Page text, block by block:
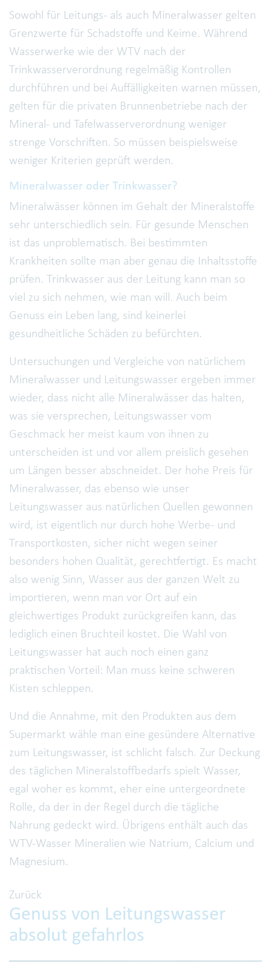
Sowohl für Leitungs- als auch Mineralwasser gelten
Grenzwerte für Schadstoffe und Keime. Während
Wasserwerke wie der WTV nach der
Trinkwasserverordnung regelmäßig Kontrollen
durchführen und bei Auffälligkeiten warnen müssen,
gelten für die privaten Brunnenbetriebe nach der
Mineral- und Tafelwasserverordnung weniger
strenge Vorschriften. So müssen beispielsweise
weniger Kriterien geprüft werden.
Mineralwasser oder Trinkwasser?
Mineralwässer können im Gehalt der Mineralstoffe
sehr unterschiedlich sein. Für gesunde Menschen
ist das unproblematisch. Bei bestimmten
Krankheiten sollte man aber genau die Inhaltsstoffe
prüfen. Trinkwasser aus der Leitung kann man so
viel zu sich nehmen, wie man will. Auch beim
Genuss ein Leben lang, sind keinerlei
gesundheitliche Schäden zu befürchten.
Untersuchungen und Vergleiche von natürlichem
Mineralwasser und Leitungswasser ergeben immer
wieder, dass nicht alle Mineralwässer das halten,
was sie versprechen, Leitungswasser vom
Geschmack her meist kaum von ihnen zu
unterscheiden ist und vor allem preislich gesehen
um Längen besser abschneidet. Der hohe Preis für
Mineralwasser, das ebenso wie unser
Leitungswasser aus natürlichen Quellen gewonnen
wird, ist eigentlich nur durch hohe Werbe- und
Transportkosten, sicher nicht wegen seiner
besonders hohen Qualität, gerechtfertigt. Es macht
also wenig Sinn, Wasser aus der ganzen Welt zu
importieren, wenn man vor Ort auf ein
gleichwertiges Produkt zurückgreifen kann, das
lediglich einen Bruchteil kostet. Die Wahl von
Leitungswasser hat auch noch einen ganz
praktischen Vorteil: Man muss keine schweren
Kisten schleppen.
Und die Annahme, mit den Produkten aus dem
Supermarkt wähle man eine gesündere Alternative
zum Leitungswasser, ist schlicht falsch. Zur Deckung
des täglichen Mineralstoffbedarfs spielt Wasser,
egal woher es kommt, eher eine untergeordnete
Rolle, da der in der Regel durch die tägliche
Nahrung gedeckt wird. Übrigens enthält auch das
WTV-Wasser Mineralien wie Natrium, Calcium und
Magnesium.
Zurück
Genuss von Leitungswasser
absolut gefahrlos